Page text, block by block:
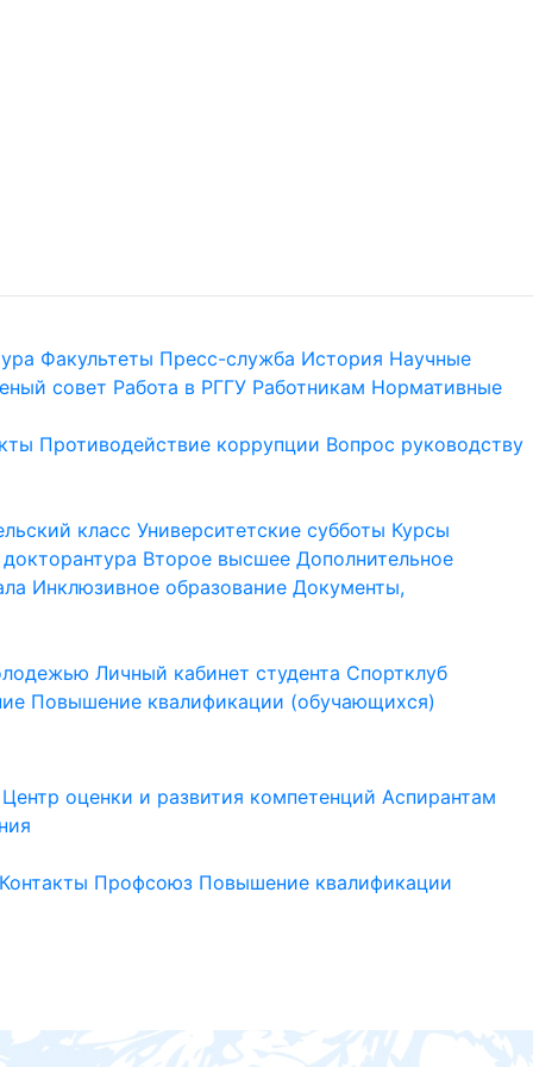
Факультеты Пресс-служба История Научные
совет Работа в РГГУ Работникам Нормативные
Противодействие коррупции Вопрос руководству
класс Университетские субботы Курсы
Второе высшее Дополнительное
Инклюзивное образование Документы,
Личный кабинет студента Спортклуб
Повышение квалификации (обучающихся)
Центр оценки и развития компетенций Аспирантам
Контакты Профсоюз Повышение квалификации